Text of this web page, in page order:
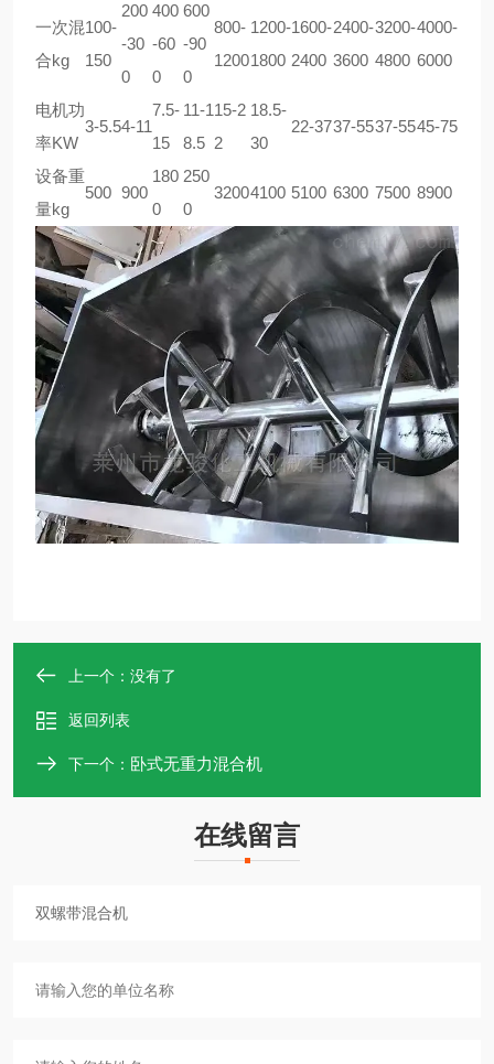
一次混
合kg
100-
150
200
-30
0
400
-60
0
600
-90
0
800-
1200
1200-
1800
1600-
2400
2400-
3600
3200-
4800
4000-
6000
电机功
率KW
3-5.54-11
7.5-
15
11-1
8.5
15-2
2
18.5-
30
22-3737-5537-5545-75
设备重
量kg
500 900
180
0
250
0
32004100 5100 6300 7500 8900
上一个：没有了
返回列表
下一个： 卧式无重力混合机
在线留言